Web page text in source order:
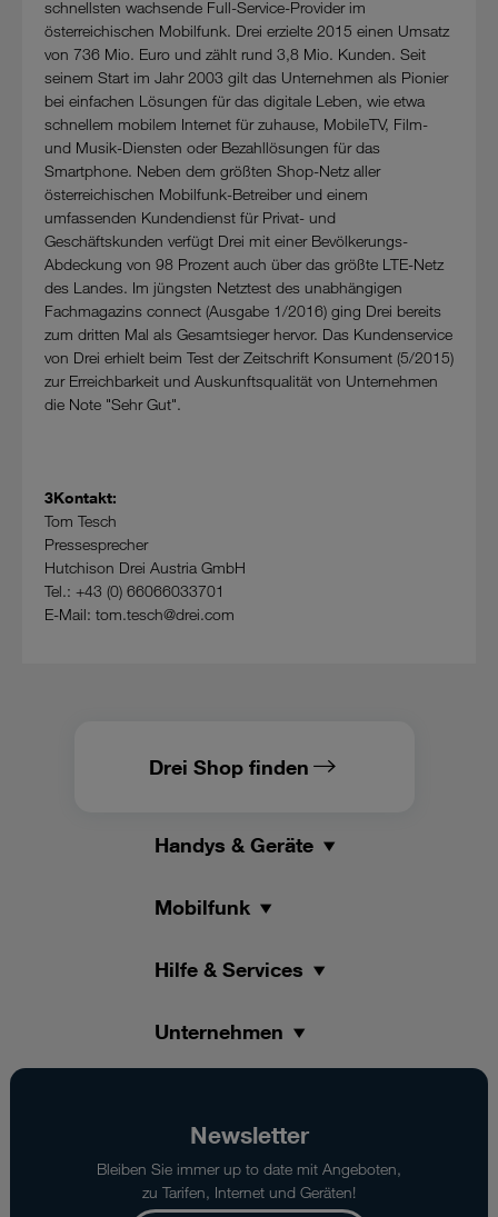
schnellsten wachsende Full-Service-Provider im
österreichischen Mobilfunk. Drei erzielte 2015 einen Umsatz
von 736 Mio. Euro und zählt rund 3,8 Mio. Kunden. Seit
seinem Start im Jahr 2003 gilt das Unternehmen als Pionier
bei einfachen Lösungen für das digitale Leben, wie etwa
schnellem mobilem Internet für zuhause, MobileTV, Film-
und Musik-Diensten oder Bezahllösungen für das
Smartphone. Neben dem größten Shop-Netz aller
österreichischen Mobilfunk-Betreiber und einem
umfassenden Kundendienst für Privat- und
Geschäftskunden verfügt Drei mit einer Bevölkerungs-
Abdeckung von 98 Prozent auch über das größte LTE-Netz
des Landes. Im jüngsten Netztest des unabhängigen
Fachmagazins connect (Ausgabe 1/2016) ging Drei bereits
zum dritten Mal als Gesamtsieger hervor. Das Kundenservice
von Drei erhielt beim Test der Zeitschrift Konsument (5/2015)
zur Erreichbarkeit und Auskunftsqualität von Unternehmen
die Note "Sehr Gut".
3Kontakt:
Tom Tesch
Pressesprecher
Hutchison Drei Austria GmbH
Tel.: +43 (0) 66066033701
E-Mail: tom.tesch@drei.com
Drei Shop finden
Handys & Geräte
Mobilfunk
Hilfe & Services
Unternehmen
Newsletter
Bleiben Sie immer up to date mit Angeboten,
zu Tarifen, Internet und Geräten!